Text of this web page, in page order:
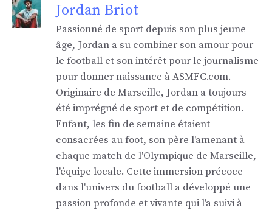
Jordan Briot
Passionné de sport depuis son plus jeune
âge, Jordan a su combiner son amour pour
le football et son intérêt pour le journalisme
pour donner naissance à ASMFC.com.
Originaire de Marseille, Jordan a toujours
été imprégné de sport et de compétition.
Enfant, les fin de semaine étaient
consacrées au foot, son père l'amenant à
chaque match de l'Olympique de Marseille,
l'équipe locale. Cette immersion précoce
dans l'univers du football a développé une
passion profonde et vivante qui l'a suivi à